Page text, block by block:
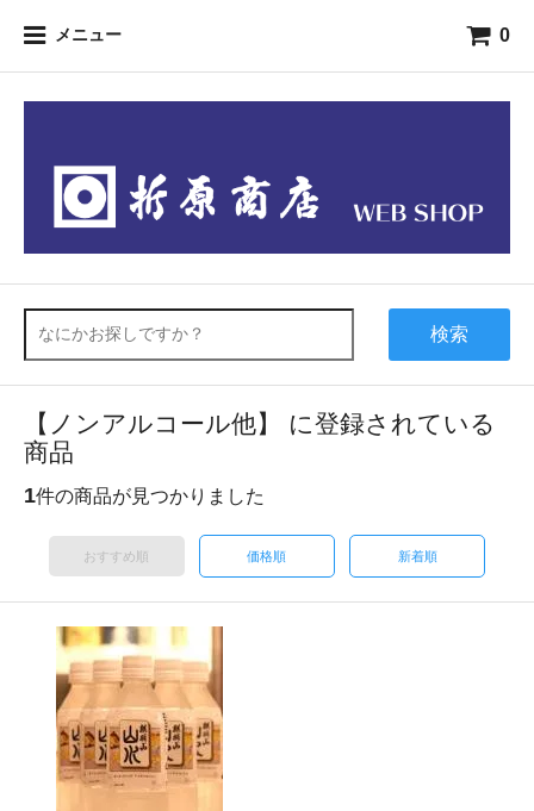
メニュー 0
検索
【ノンアルコール他】 に登録されている
商品
1件の商品が見つかりました
おすすめ順 価格順 新着順